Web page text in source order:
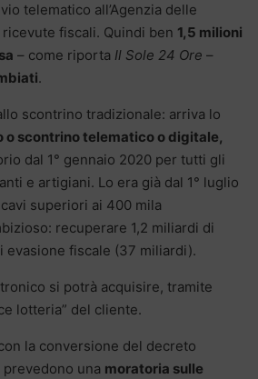
telematico all’Agenzia delle
fiscali. Quindi ben 1,5 milioni
– come riporta Il Sole 24 Ore –
.
scontrino tradizionale: arriva lo
scontrino telematico o digitale,
dal 1° gennaio 2020 per tutti gli
e artigiani. Lo era già dal 1° luglio
superiori ai 400 mila
recuperare 1,2 miliardi di
evasione fiscale (37 miliardi).
si potrà acquisire, tramite
lotteria” del cliente.
la conversione del decreto
una moratoria sulle